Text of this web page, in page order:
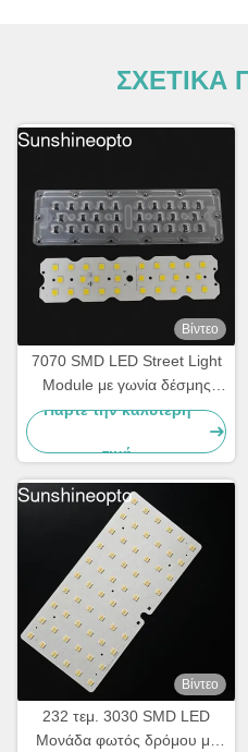
ΣΧΕΤΙΚΑ
Βίντεο
7070 SMD LED Street Light
Module με γωνία δέσμης
158x103 μοίρες και 5050
SMD LED Chip για φωτισμό
πεζοδρομίου 50W-120W
Πάρτε την καλύτερη
τιμή
Βίντεο
232 τεμ. 3030 SMD LED
Μονάδα φωτός δρόμου με